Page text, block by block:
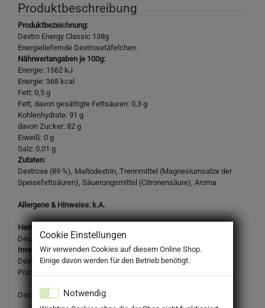
Produktbeschreibung
Produktbezeichnung:
Dextro Energy Classic 138g
Energieliefernde Dextrosetäfelchen.
Nährwertangaben je 100g:
Energie: 1562 kJ
Energie: 368 kcal
Fett: 0,5 g
Fett, davon gesättigte Fettsäuren: 0,3 g
Kohlenhydrate: 91 g
davon Zucker: 82 g
Eiweiß: 0 g
Salz: 0,01 g
Zutaten:
Dextrose (89 %), Maltodextrin, Trennmittel (Magnesiumsalze der
Speisefettsäuren), Säuerungsmittel (Citronensäure), Aroma
Allergene & Hinweise: k.A.
Herkunftsland:
Deutschland
Inverkehrbringer:
Dextro Energy GmbH & Co. KG
Postfach 9239 - D-47749 Krefeld, Germany
Das Design des Produktes kann von der Abbildung abweichen.
Cookie Einstellungen
Wir verwenden Cookies auf diesem Online Shop.
Einige davon werden für den Betrieb benötigt.
Notwendig